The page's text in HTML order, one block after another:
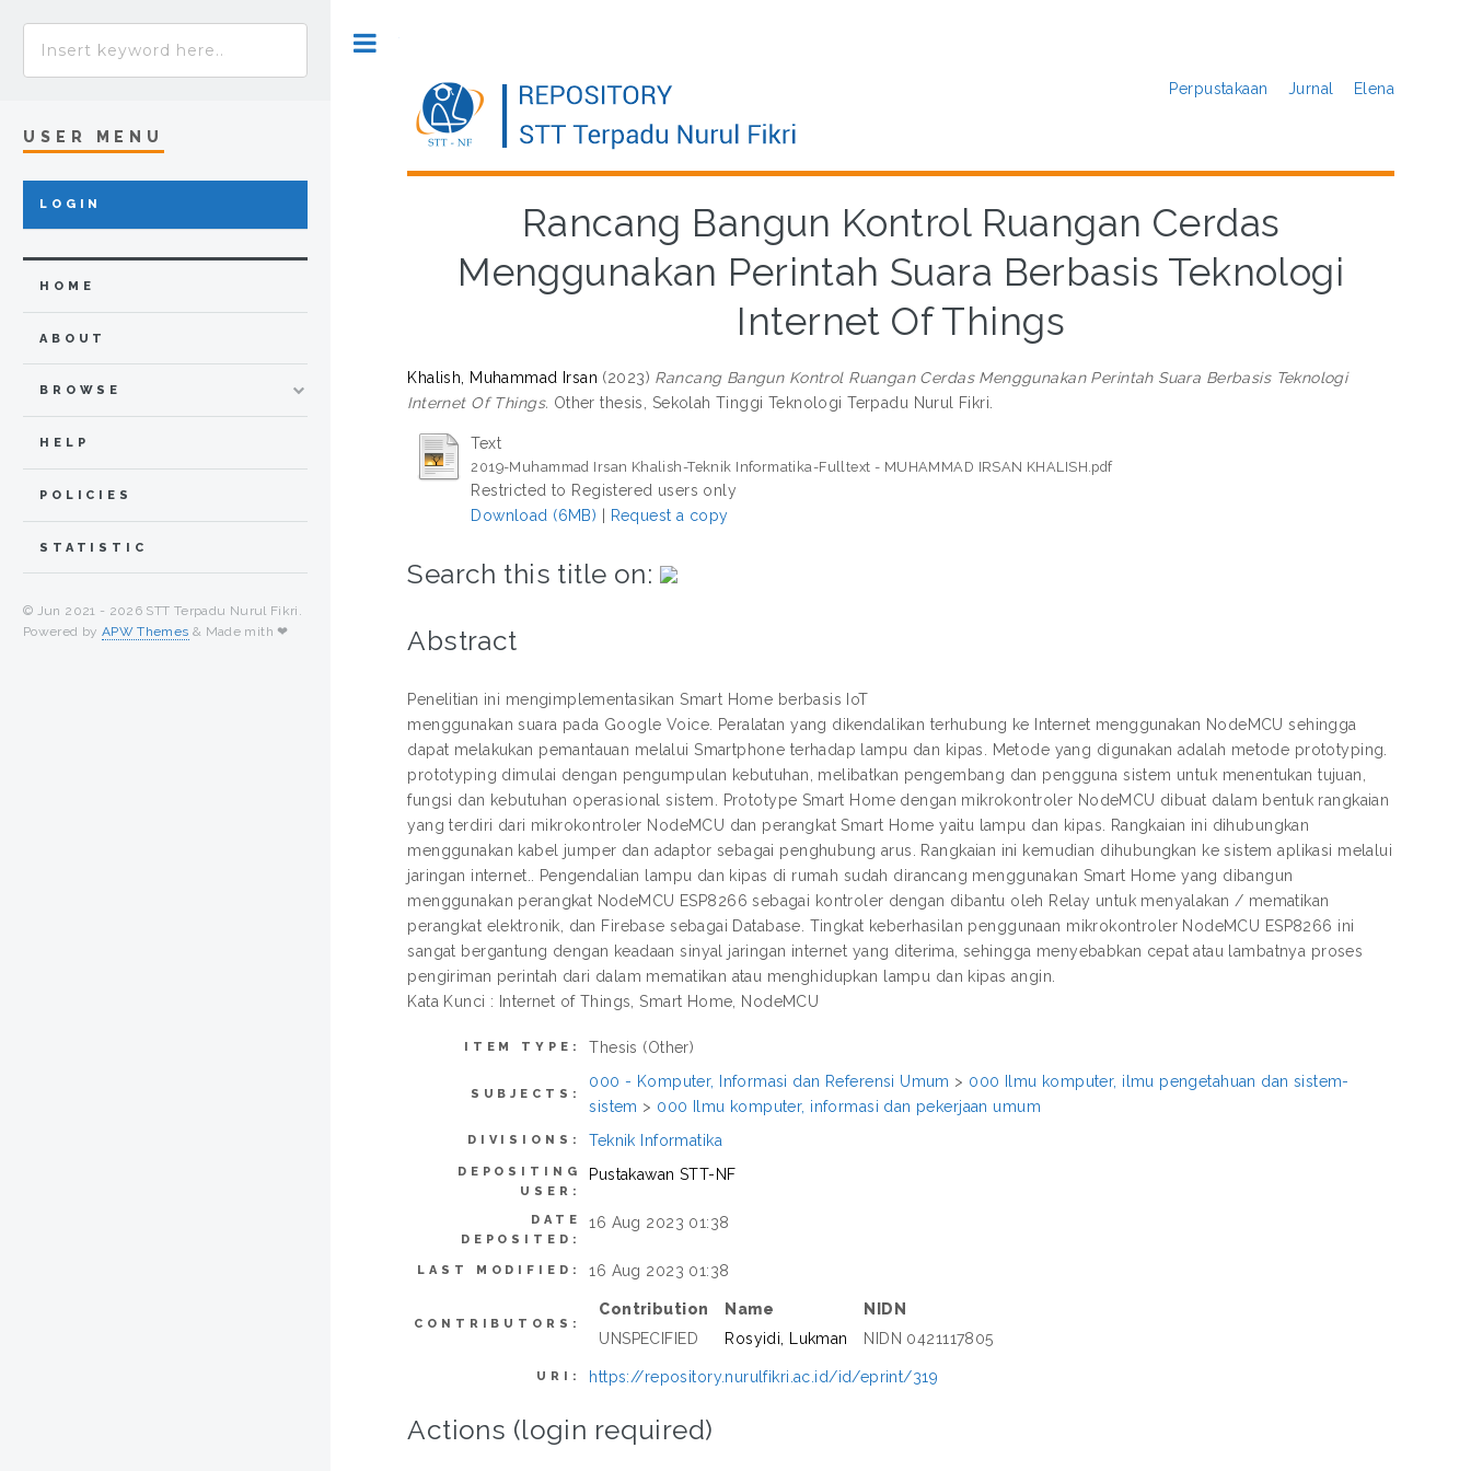
Perpustakaan Jurnal Elena
Rancang Bangun Kontrol Ruangan Cerdas
Menggunakan Perintah Suara Berbasis Teknologi
Internet Of Things
Khalish, Muhammad Irsan (2023) Rancang Bangun Kontrol Ruangan Cerdas Menggunakan Perintah Suara Berbasis Teknologi
Internet Of Things. Other thesis, Sekolah Tinggi Teknologi Terpadu Nurul Fikri.
Text
2019-Muhammad Irsan Khalish-Teknik Informatika-Fulltext - MUHAMMAD IRSAN KHALISH.pdf
Restricted to Registered users only
Download (6MB) | Request a copy
Search this title on:
Abstract
Penelitian ini mengimplementasikan Smart Home berbasis IoT
menggunakan suara pada Google Voice. Peralatan yang dikendalikan terhubung ke Internet menggunakan NodeMCU sehingga
dapat melakukan pemantauan melalui Smartphone terhadap lampu dan kipas. Metode yang digunakan adalah metode prototyping.
prototyping dimulai dengan pengumpulan kebutuhan, melibatkan pengembang dan pengguna sistem untuk menentukan tujuan,
fungsi dan kebutuhan operasional sistem. Prototype Smart Home dengan mikrokontroler NodeMCU dibuat dalam bentuk rangkaian
yang terdiri dari mikrokontroler NodeMCU dan perangkat Smart Home yaitu lampu dan kipas. Rangkaian ini dihubungkan
menggunakan kabel jumper dan adaptor sebagai penghubung arus. Rangkaian ini kemudian dihubungkan ke sistem aplikasi melalui
jaringan internet.. Pengendalian lampu dan kipas di rumah sudah dirancang menggunakan Smart Home yang dibangun
menggunakan perangkat NodeMCU ESP8266 sebagai kontroler dengan dibantu oleh Relay untuk menyalakan / mematikan
perangkat elektronik, dan Firebase sebagai Database. Tingkat keberhasilan penggunaan mikrokontroler NodeMCU ESP8266 ini
sangat bergantung dengan keadaan sinyal jaringan internet yang diterima, sehingga menyebabkan cepat atau lambatnya proses
pengiriman perintah dari dalam mematikan atau menghidupkan lampu dan kipas angin.
Kata Kunci : Internet of Things, Smart Home, NodeMCU
ITEM TYPE: Thesis (Other)
SUBJECTS:
000 - Komputer, Informasi dan Referensi Umum > 000 Ilmu komputer, ilmu pengetahuan dan sistem-
sistem > 000 Ilmu komputer, informasi dan pekerjaan umum
DIVISIONS: Teknik Informatika
DEPOSITING
USER:
Pustakawan STT-NF
DATE
DEPOSITED:
16 Aug 2023 01:38
LAST MODIFIED: 16 Aug 2023 01:38
CONTRIBUTORS:
Contribution Name
NIDN
UNSPECIFIED
Rosyidi, Lukman NIDN 0421117805
URI: https://repository.nurulfikri.ac.id/id/eprint/319
Actions (login required)
USER MENU
LOGIN
HOME
ABOUT
BROWSE
HELP
POLICIES
STATISTIC
© Jun 2021 - 2026 STT Terpadu Nurul Fikri.
Powered by APW Themes & Made mith ❤